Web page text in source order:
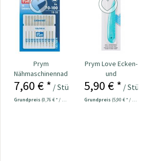
Prym
Nähmaschinennadeln
130/705
Universal...
7,60 € * / Stück
Grundpreis (0,76 € * / 1 Stück)
Prym Love Ecken-
und
Kantenformer Nr.
5,90 € * / Stück
Grundpreis (5,90 € * / 1 Stück)